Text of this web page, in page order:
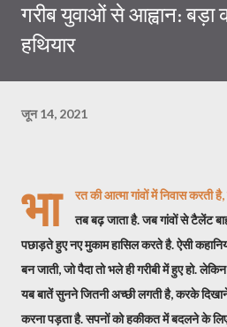
गरीब युवाओं से आह्वान: बड़ा
हथियार
जून 14, 2021
भा
रत की आत्मा गांवों में निवास करती
तब बढ़ जाता है. जब गांवों से टैलेंट
पछाड़ते हुए नए मुकाम हासिल करते है. ऐसी
बन जाती, जो पैदा तो भले ही गरीबी में हुए हो.
यब बातें सुनने जितनी अच्छी लगती है, करके दिखाने
करना पड़ता है. सपनों को हकीकत में बदलने के